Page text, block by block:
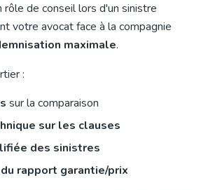
rôle de conseil lors d'un sinistre
votre avocat face à la compagnie
maximale.
:
sur la comparaison
sur les clauses
des sinistres
rapport garantie/prix